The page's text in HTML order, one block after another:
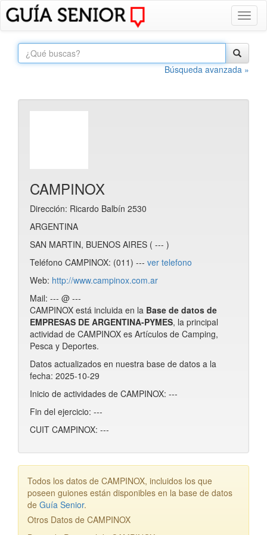
Búsqueda avanzada »
CAMPINOX
Dirección: Ricardo Balbín 2530
ARGENTINA
SAN MARTIN, BUENOS AIRES ( --- )
Teléfono CAMPINOX: (011) --- ver telefono
Web: http://www.campinox.com.ar
Mail: --- @ ---
CAMPINOX está incluida en la Base de datos de
EMPRESAS DE ARGENTINA-PYMES, la principal
actividad de CAMPINOX es Artículos de Camping,
Pesca y Deportes.
Datos actualizados en nuestra base de datos a la
fecha: 2025-10-29
Inicio de actividades de CAMPINOX: ---
Fin del ejercicio: ---
CUIT CAMPINOX: ---
Todos los datos de CAMPINOX, incluidos los que
poseen guiones están disponibles en la base de datos
de Guía Senior.
Otros Datos de CAMPINOX